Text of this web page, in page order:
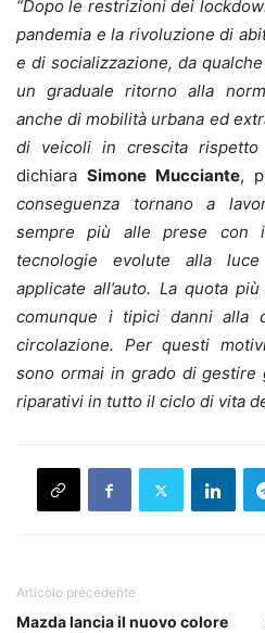
“Dopo le restrizioni dei
pandemia e la rivoluzione di
e di socializzazione, da
un graduale ritorno alla
anche di mobilità urbana ed
di veicoli in crescita rispetto
dichiara Simone Mucciante,
conseguenza tornano a
sempre più alle prese con
tecnologie evolute alla
applicate all’auto. La quota
comunque i tipici danni alla
circolazione. Per questi
sono ormai in grado di
riparativi in tutto il ciclo di vita
Articolo precedente
Mazda lancia il nuovo colore